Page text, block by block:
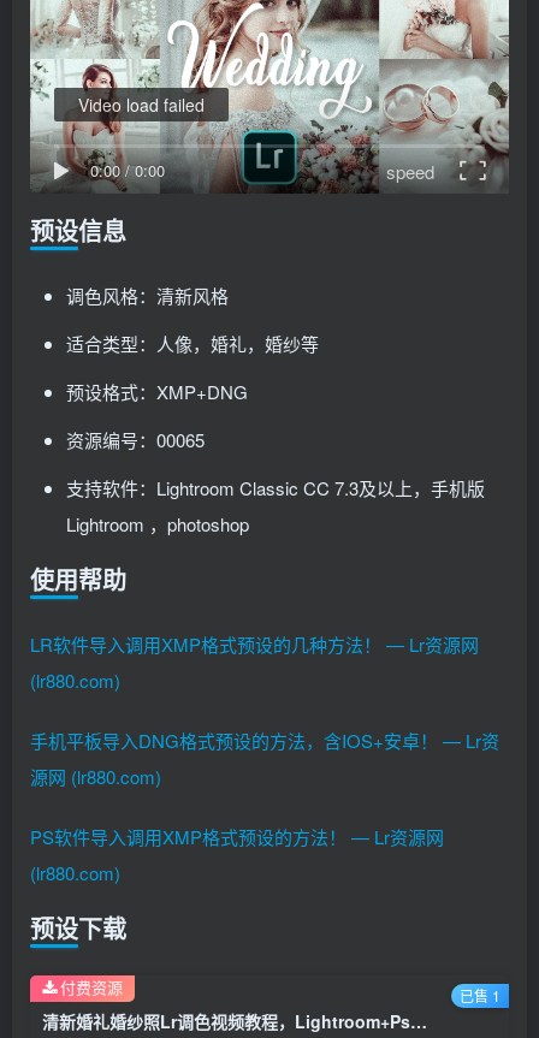
0:00/0:00 speed
Video load failed
预设信息
调色风格：清新风格
适合类型：人像，婚礼，婚纱等
预设格式：XMP+DNG
资源编号：00065
支持软件：Lightroom Classic CC 7.3及以上，手机版
Lightroom ，photoshop
使用帮助
LR软件导入调用XMP格式预设的几种方法！ — Lr资源网
(lr880.com)
手机平板导入DNG格式预设的方法，含IOS+安卓！ — Lr资
源网 (lr880.com)
PS软件导入调用XMP格式预设的方法！ — Lr资源网
(lr880.com)
预设下载
清新婚礼婚纱照Lr调色视频教程，Lightroom+Ps预设手机滤镜下载！
付费资源 已售 1